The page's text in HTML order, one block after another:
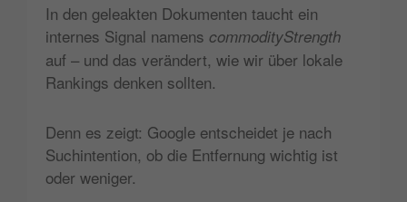
In den geleakten Dokumenten taucht ein
internes Signal namens commodityStrength
auf – und das verändert, wie wir über lokale
Rankings denken sollten.
Denn es zeigt: Google entscheidet je nach
Suchintention, ob die Entfernung wichtig ist
oder weniger.